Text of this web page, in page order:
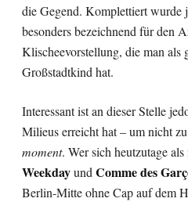
die Gegend. Komplettiert wurde
besonders bezeichnend für den
Klischeevorstellung, die man als
Großstadtkind hat.
Interessant ist an dieser Stelle
Milieus erreicht hat – um nicht
moment. Wer sich heutzutage
Weekdayund Comme des
Berlin-Mitte ohne Cap auf dem